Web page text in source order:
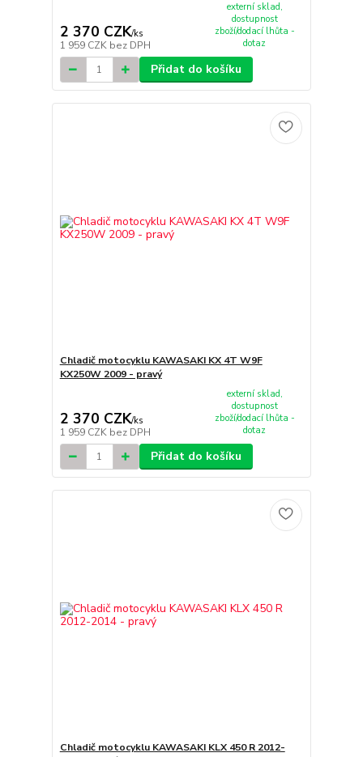
2 370 CZK/ks
1 959 CZK bez DPH
externí sklad,
dostupnost
zboží/dodací lhůta -
dotaz
Přidat do košíku
Chladič motocyklu KAWASAKI KX 4T W9F
KX250W 2009 - pravý
2 370 CZK/ks
1 959 CZK bez DPH
externí sklad,
dostupnost
zboží/dodací lhůta -
dotaz
Přidat do košíku
Chladič motocyklu KAWASAKI KLX 450 R 2012-